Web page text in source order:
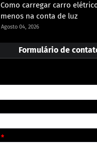
Como carregar carro
menos na conta de luz
Agosto 04, 2026
Formulário de
*